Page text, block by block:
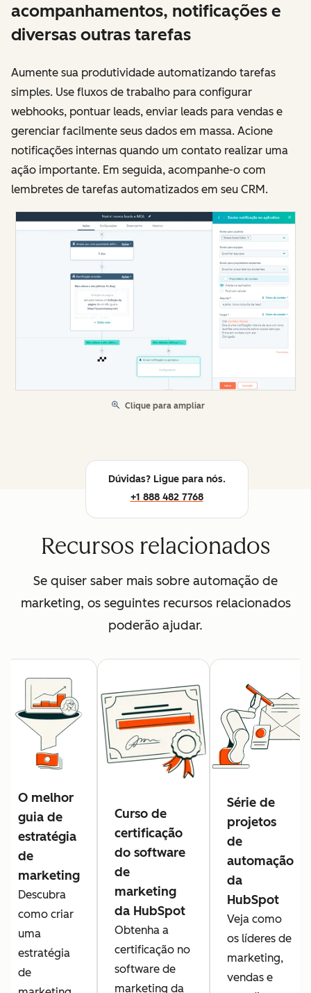
acompanhamentos, notificações e
diversas outras tarefas
Aumente sua produtividade automatizando tarefas
simples. Use fluxos de trabalho para configurar
webhooks, pontuar leads, enviar leads para vendas e
gerenciar facilmente seus dados em massa. Acione
notificações internas quando um contato realizar uma
ação importante. Em seguida, acompanhe-o com
lembretes de tarefas automatizados em seu CRM.
Clique para ampliar
Dúvidas? Ligue para nós.
+1 888 482 7768
Recursos relacionados
Se quiser saber mais sobre automação de
marketing, os seguintes recursos relacionados
poderão ajudar.
O melhor
guia de
estratégia
de
marketing
Descubra
como criar
uma
estratégia
de
Curso de
certificação
do software
de
marketing
da HubSpot
Obtenha a
certificação no
software de
marketing da
Série de
projetos
de
automação
da
HubSpot
Veja como
os líderes de
marketing,
vendas e